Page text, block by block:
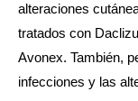
alteraciones
tratados con
Avonex. También,
infecciones y las